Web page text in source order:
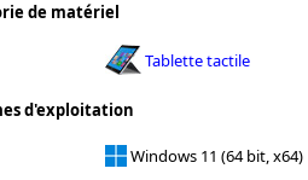
de matériel
Tablette tactile
d'exploitation
Windows 11 (64 bit, x64)